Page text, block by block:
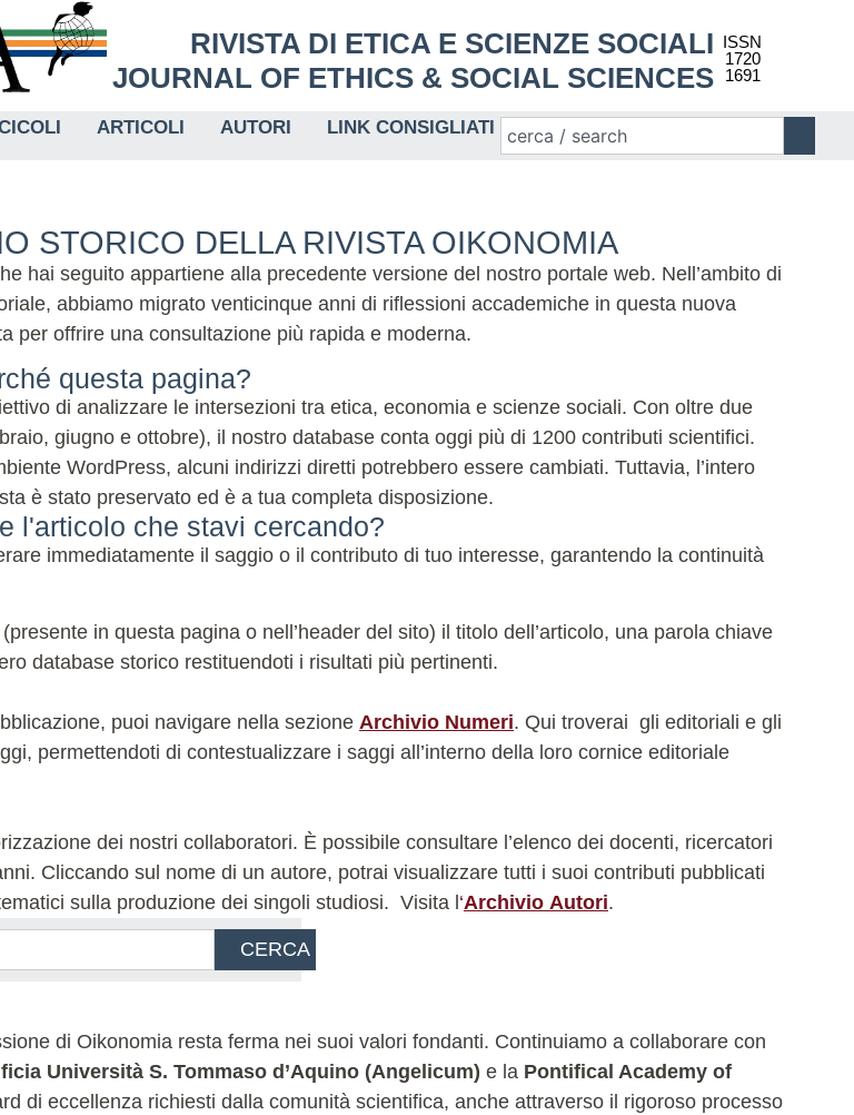
RIVISTA DI ETICA E SCIENZE SOCIALI
JOURNAL OF ETHICS & SOCIAL SCIENCES
ISSN
1720
1691
ARTICOLI AUTORI LINK CONSIGLIATI
STORICO DELLA RIVISTA OIKONOMIA
hai seguito appartiene alla precedente versione del nostro portale web. Nell’ambito di
abbiamo migrato venticinque anni di riflessioni accademiche in questa nuova
per offrire una consultazione più rapida e moderna.
questa pagina?
di analizzare le intersezioni tra etica, economia e scienze sociali. Con oltre due
giugno e ottobre), il nostro database conta oggi più di 1200 contributi scientifici.
WordPress, alcuni indirizzi diretti potrebbero essere cambiati. Tuttavia, l’intero
è stato preservato ed è a tua completa disposizione.
l'articolo che stavi cercando?
immediatamente il saggio o il contributo di tuo interesse, garantendo la continuità
in questa pagina o nell’header del sito) il titolo dell’articolo, una parola chiave
database storico restituendoti i risultati più pertinenti.
puoi navigare nella sezione Archivio Numeri. Qui troverai gli editoriali e gli
permettendoti di contestualizzare i saggi all’interno della loro cornice editoriale
dei nostri collaboratori. È possibile consultare l’elenco dei docenti, ricercatori
Cliccando sul nome di un autore, potrai visualizzare tutti i suoi contributi pubblicati
sulla produzione dei singoli studiosi. Visita l‘Archivio Autori.
CERCA
di Oikonomia resta ferma nei suoi valori fondanti. Continuiamo a collaborare con
Università S. Tommaso d’Aquino (Angelicum) e la Pontifical Academy of
di eccellenza richiesti dalla comunità scientifica, anche attraverso il rigoroso processo